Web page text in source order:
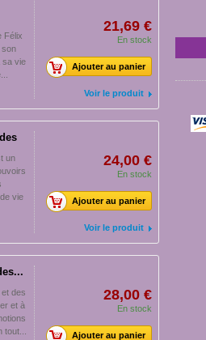
Félix
son
sa vie
21,69 €
En stock
Ajouter au panier
Voir le produit
un
vie
24,00 €
En stock
Ajouter au panier
Voir le produit
des
et à
28,00 €
En stock
Ajouter au panier